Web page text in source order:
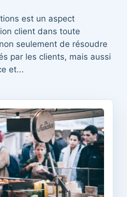
est un aspect
client dans toute
seulement de résoudre
par les clients, mais aussi
et...